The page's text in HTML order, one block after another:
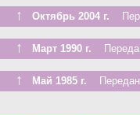
↑ Октябрь 2004 г.
↑ Март 1990 г.
↑ Май 1985 г. Передан